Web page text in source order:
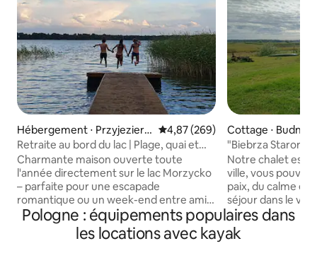
Hébergement ⋅ Przyjezierz
e
Évaluation moyenne sur la
4,87 (269)
Retraite au bord du lac | Plage, quai et
bateau à rames
Charmante maison ouverte toute
l'année directement sur le lac Morzycko
– parfaite pour une escapade
romantique ou un week-end entre amis
autour du barbecue. Entièrement
équipé et chauffé, offrant un confort en
toute saison. Le lac est situé dans une
Cottage ⋅ Budne
"Biebrza
Notre chalet est
ville, vous
paix, du calme et
séjour dans le
pause parfaite
ville. Le chalet
parc national de
Pologne : équipements populaires dans
les locations avec kayak